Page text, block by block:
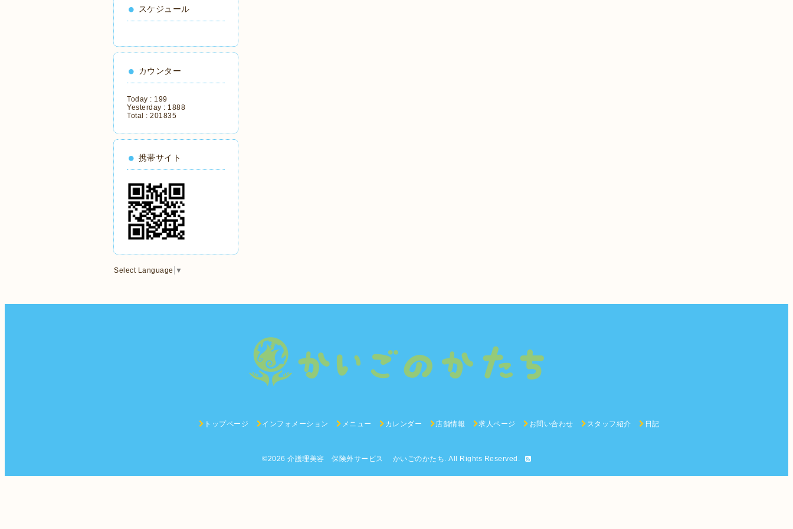
スケジュール
カウンター
Today : 199
Yesterday : 1888
Total : 201835
携帯サイト
Select Language ▼
トップページ インフォメーション メニュー カレンダー 店舗情報 求人ページ お問い合わせ スタッフ紹介 日記
©2026 介護理美容 保険外サービス かいごのかたち. All Rights Reserved.